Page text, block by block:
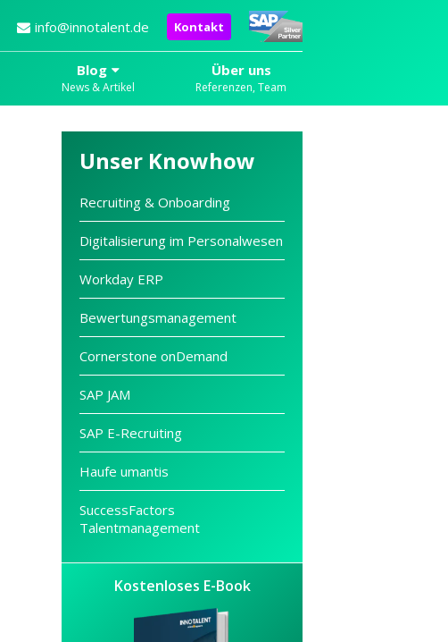
info@innotalent.de Kontakt
Blog
News & Artikel
Über uns
Referenzen, Team
Unser Knowhow
Recruiting & Onboarding
Digitalisierung im Personalwesen
Workday ERP
Bewertungsmanagement
Cornerstone onDemand
SAP JAM
SAP E-Recruiting
Haufe umantis
SuccessFactors
Talentmanagement
Kostenloses E-Book